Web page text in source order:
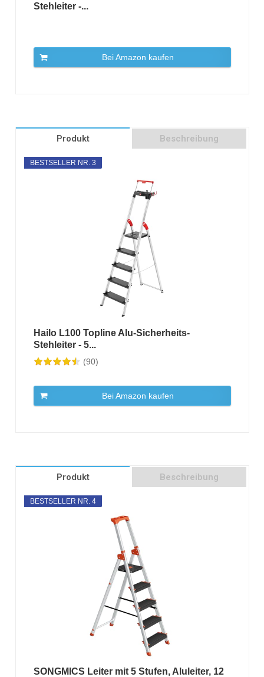
Stehleiter -...
Bei Amazon kaufen
Produkt Beschreibung
BESTSELLER NR. 3
Hailo L100 Topline Alu-Sicherheits-
Stehleiter - 5...
(90)
Bei Amazon kaufen
Produkt Beschreibung
BESTSELLER NR. 4
SONGMICS Leiter mit 5 Stufen, Aluleiter, 12